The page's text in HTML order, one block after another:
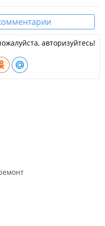
авторизуйтесь!